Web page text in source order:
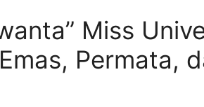
Miss
Permata,